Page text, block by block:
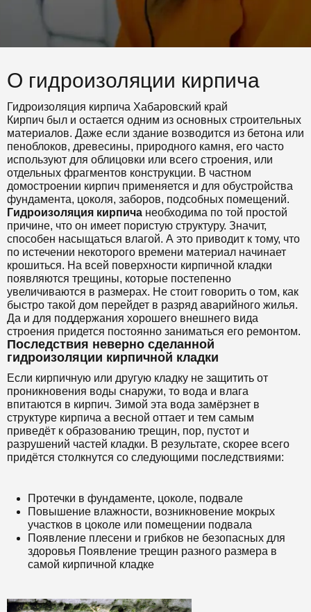
О гидроизоляции кирпича
Гидроизоляция кирпича Хабаровский край
Кирпич был и остается одним из основных строительных
материалов. Даже если здание возводится из бетона или
пеноблоков, древесины, природного камня, его часто
используют для облицовки или всего строения, или
отдельных фрагментов конструкции. В частном
домостроении кирпич применяется и для обустройства
фундамента, цоколя, заборов, подсобных помещений.
Гидроизоляция кирпича необходима по той простой
причине, что он имеет пористую структуру. Значит,
способен насыщаться влагой. А это приводит к тому, что
по истечении некоторого времени материал начинает
крошиться. На всей поверхности кирпичной кладки
появляются трещины, которые постепенно
увеличиваются в размерах. Не стоит говорить о том, как
быстро такой дом перейдет в разряд аварийного жилья.
Да и для поддержания хорошего внешнего вида
строения придется постоянно заниматься его ремонтом.
Последствия неверно сделанной
гидроизоляции кирпичной кладки
Если кирпичную или другую кладку не защитить от
проникновения воды снаружи, то вода и влага
впитаются в кирпич. Зимой эта вода замёрзнет в
структуре кирпича а весной оттает и тем самым
приведёт к образованию трещин, пор, пустот и
разрушений частей кладки. В результате, скорее всего
придётся столкнутся со следующими последствиями:
Протечки в фундаменте, цоколе, подвале
Повышение влажности, возникновение мокрых
участков в цоколе или помещении подвала
Появление плесени и грибков не безопасных для
здоровья Появление трещин разного размера в
самой кирпичной кладке